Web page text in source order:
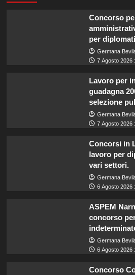
Concorso
per
Germana
7 Agosto 2026
Lavoro per
guadagna
selezione
Germana
7 Agosto 2026
Concorsi in
lavoro per
vari settori.
Germana
6 Agosto 2026
ASPEM
concorso
Germana
6 Agosto 2026
Concorso